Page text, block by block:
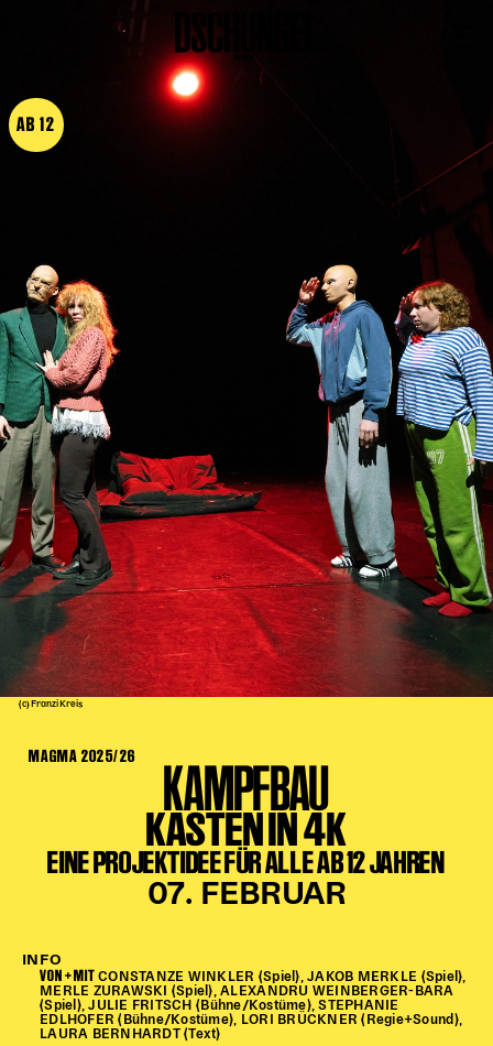
PROGRAMM
Spielplan
Gastspiele
Extras
Available for Touring
Archiv
MITSPIELEN
Macht Wahn Sinn
Kinder Kunst
Workshops
Abenteuernacht
Kinder-Redaktion
Junge Kunst
Next Generation
MAGMA 25/26
Dramaturgie + Stadt
Theaterwerkstätten
PÄDAGOGIK
Rund um den Vorstellungsbesuch
Begleitmaterial
TheaterPaket
(c) Franzi Kreis
MAGMA 2025/26 KAMPFBAU
KASTEN IN 4K
EINE PROJEKTIDEE FÜR ALLE AB 12 JAHREN
07. FEBRUAR
AB 12
INFO
VON + MITCONSTANZE WINKLER (Spiel), JAKOB MERKLE (Spiel),
MERLE ZURAWSKI (Spiel), ALEXANDRU WEINBERGER-BARA
(Spiel), JULIE FRITSCH (Bühne/Kostüme), STEPHANIE
EDLHOFER (Bühne/Kostüme), LORI BRÜCKNER (Regie+Sound),
LAURA BERNHARDT (Text)